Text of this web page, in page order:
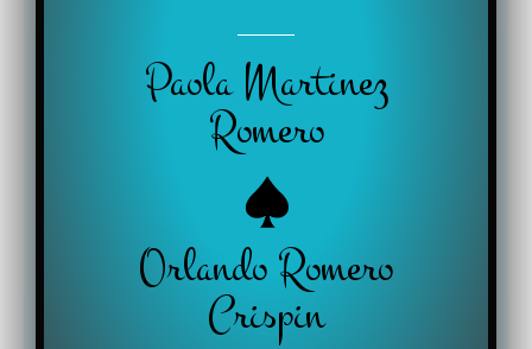
Paola Martinez
Romero
Orlando Romero
Crispin